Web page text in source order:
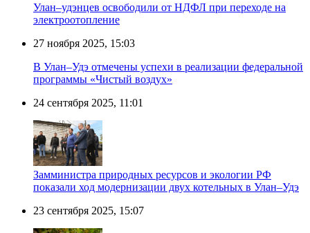
Улан–удэнцев освободили от НДФЛ при переходе на
электроотопление
27 ноября 2025, 15:03
В Улан–Удэ отмечены успехи в реализации федеральной
программы «Чистый воздух»
24 сентября 2025, 11:01
Замминистра природных ресурсов и экологии РФ
показали ход модернизации двух котельных в Улан–Удэ
23 сентября 2025, 15:07